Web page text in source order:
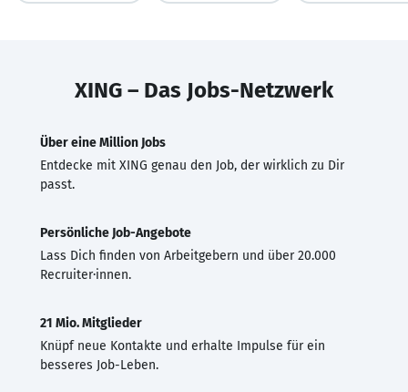
XING – Das Jobs-Netzwerk
Über eine Million Jobs
Entdecke mit XING genau den Job, der wirklich zu Dir
passt.
Persönliche Job-Angebote
Lass Dich finden von Arbeitgebern und über 20.000
Recruiter·innen.
21 Mio. Mitglieder
Knüpf neue Kontakte und erhalte Impulse für ein
besseres Job-Leben.